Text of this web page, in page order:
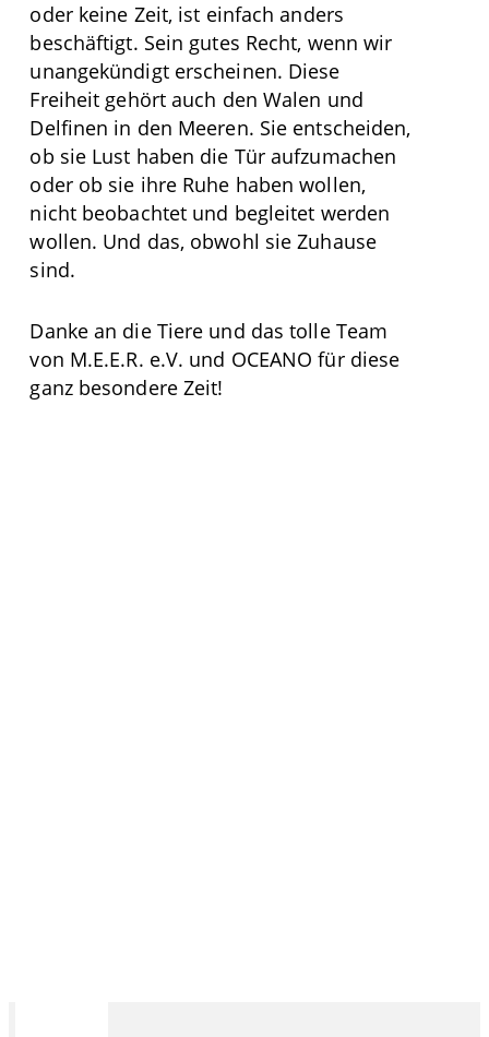
oder keine Zeit, ist einfach anders
beschäftigt. Sein gutes Recht, wenn wir
unangekündigt erscheinen. Diese
Freiheit gehört auch den Walen und
Delfinen in den Meeren. Sie entscheiden,
ob sie Lust haben die Tür aufzumachen
oder ob sie ihre Ruhe haben wollen,
nicht beobachtet und begleitet werden
wollen. Und das, obwohl sie Zuhause
sind.
Danke an die Tiere und das tolle Team
von M.E.E.R. e.V. und OCEANO für diese
ganz besondere Zeit!